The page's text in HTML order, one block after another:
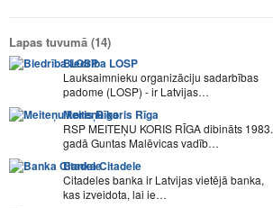
Lapas tuvumā (14)
Biedrība LOSP
Lauksaimnieku organizāciju sadarbības
padome (LOSP) - ir Latvijas…
Meiteņu koris Rīga
RSP MEITEŅU KORIS RĪGA dibināts 1983.
gadā Guntas Malēvicas vadīb…
Banka Citadele
Citadeles banka ir Latvijas vietējā banka,
kas izveidota, lai ie…